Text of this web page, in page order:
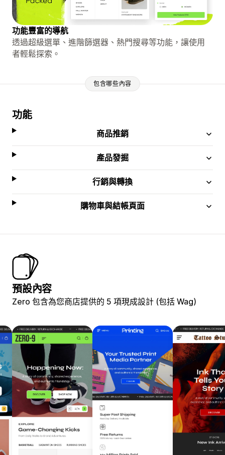
功能豐富的導航
透過超級選單、進階篩選器、熱門搜尋等功能，讓使用
者輕鬆探索。
包含哪些內容
功能
商品推銷
產品發掘
行銷與轉換
購物車與結帳頁面
預設內容
Zero 包含為您商店提供的 5 項現成設計 (包括 Wag)